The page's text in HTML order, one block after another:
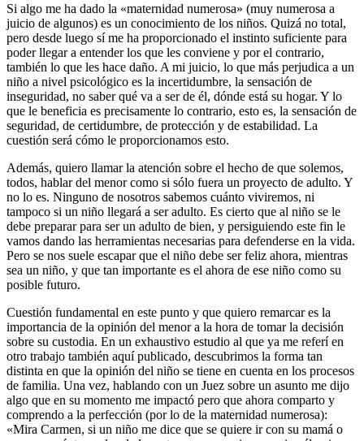
Si algo me ha dado la «maternidad numerosa» (muy numerosa a
juicio de algunos) es un conocimiento de los niños. Quizá no total,
pero desde luego sí me ha proporcionado el instinto suficiente para
poder llegar a entender los que les conviene y por el contrario,
también lo que les hace daño. A mi juicio, lo que más perjudica a un
niño a nivel psicológico es la incertidumbre, la sensación de
inseguridad, no saber qué va a ser de él, dónde está su hogar. Y lo
que le beneficia es precisamente lo contrario, esto es, la sensación de
seguridad, de certidumbre, de protección y de estabilidad. La
cuestión será cómo le proporcionamos esto.
Además, quiero llamar la atención sobre el hecho de que solemos,
todos, hablar del menor como si sólo fuera un proyecto de adulto. Y
no lo es. Ninguno de nosotros sabemos cuánto viviremos, ni
tampoco si un niño llegará a ser adulto. Es cierto que al niño se le
debe preparar para ser un adulto de bien, y persiguiendo este fin le
vamos dando las herramientas necesarias para defenderse en la vida.
Pero se nos suele escapar que el niño debe ser feliz ahora, mientras
sea un niño, y que tan importante es el ahora de ese niño como su
posible futuro.
Cuestión fundamental en este punto y que quiero remarcar es la
importancia de la opinión del menor a la hora de tomar la decisión
sobre su custodia. En un exhaustivo estudio al que ya me referí en
otro trabajo también aquí publicado, descubrimos la forma tan
distinta en que la opinión del niño se tiene en cuenta en los procesos
de familia. Una vez, hablando con un Juez sobre un asunto me dijo
algo que en su momento me impactó pero que ahora comparto y
comprendo a la perfección (por lo de la maternidad numerosa):
«Mira Carmen, si un niño me dice que se quiere ir con su mamá o